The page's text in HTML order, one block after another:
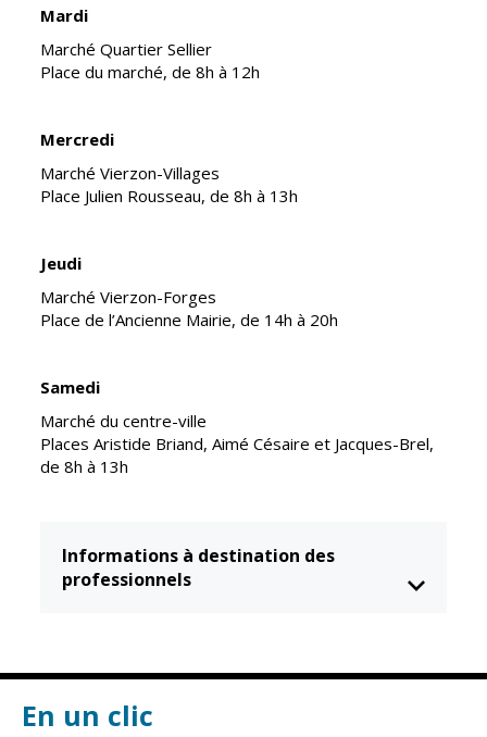
Fil de l'info
CCAS
d'administration
Accueil de jour
L'EHPAD
Santé
Centre de
de santé
Établissements
Culture
Théâtre Mac-
Nab / La
Conservatoire
Ateliers arts
Mardi
Marché Quartier Sellier
Place du marché, de 8h à 12h
Mercredi
Marché Vierzon-Villages
Place Julien Rousseau, de 8h à 13h
Jeudi
Marché Vierzon-Forges
Place de l’Ancienne Mairie, de 14h à 20h
Samedi
Marché du centre-ville
Places Aristide Briand, Aimé Césaire et Jacques-Brel,
de 8h à 13h
Informations à destination des
professionnels
En un clic